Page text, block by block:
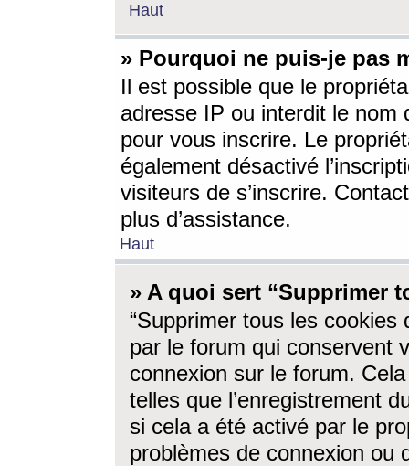
Haut
» Pourquoi ne puis-je pas
Il est possible que le
adresse IP ou interdit le nom
pour vous inscrire. Le
également désactivé
visiteurs de s’inscrire.
plus d’assistance.
Haut
» A quoi sert “Supprimer
“Supprimer tous les cookies
par le forum qui conservent
connexion sur le forum.
telles que l’enregistrement
si cela a été activé par le
problèmes de connexion ou